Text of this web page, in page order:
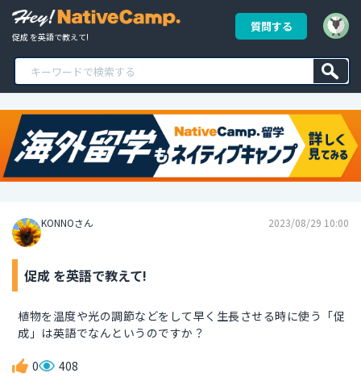
促成 を英語で教えて!
質問する
KONNOさん 2023/08/29 10:00
促成 を英語で教えて!
植物を温度や光の調節などをして早く生長させる時に使う「促
成」は英語でなんというのですか？
0 408